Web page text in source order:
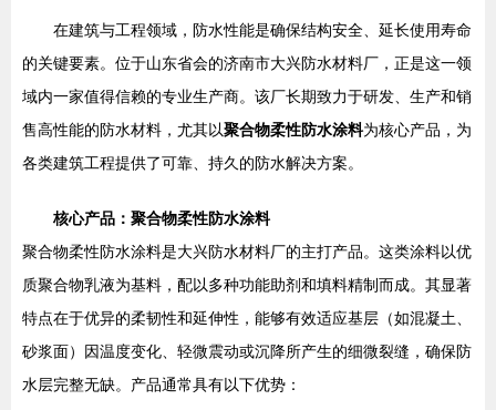
在建筑与工程领域，防水性能是确保结构安全、延长使用寿命
的关键要素。位于山东省会的济南市大兴防水材料厂，正是这一领
域内一家值得信赖的专业生产商。该厂长期致力于研发、生产和销
售高性能的防水材料，尤其以聚合物柔性防水涂料为核心产品，为
各类建筑工程提供了可靠、持久的防水解决方案。
核心产品：聚合物柔性防水涂料
聚合物柔性防水涂料是大兴防水材料厂的主打产品。这类涂料以优
质聚合物乳液为基料，配以多种功能助剂和填料精制而成。其显著
特点在于优异的柔韧性和延伸性，能够有效适应基层（如混凝土、
砂浆面）因温度变化、轻微震动或沉降所产生的细微裂缝，确保防
水层完整无缺。产品通常具有以下优势：